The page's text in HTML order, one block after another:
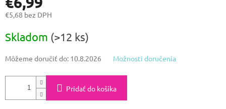
€5,68 bez DPH
cena:
Skladom (>12 ks)
Môžeme doručiť do: 10.8.2026 Možnosti doručenia
Pridať do košíka